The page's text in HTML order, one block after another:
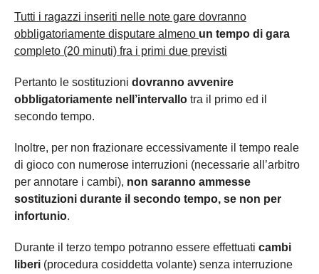
Tutti i ragazzi inseriti nelle note gare dovranno
obbligatoriamente disputare almeno un tempo di gara
completo (20 minuti) fra i primi due previsti
Pertanto le sostituzioni dovranno avvenire
obbligatoriamente nell’intervallo tra il primo ed il
secondo tempo.
Inoltre, per non frazionare eccessivamente il tempo reale
di gioco con numerose interruzioni (necessarie all’arbitro
per annotare i cambi), non saranno ammesse
sostituzioni durante il secondo tempo, se non per
infortunio.
Durante il terzo tempo potranno essere effettuati cambi
liberi (procedura cosiddetta volante) senza interruzione